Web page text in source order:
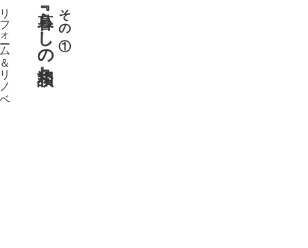
その①
『暮らしの相談』
リフォーム＆リノベ